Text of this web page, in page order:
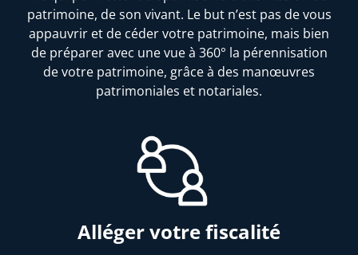
patrimoine, de son vivant. Le but n’est pas de vous
appauvrir et de céder votre patrimoine, mais bien
de préparer avec une vue à 360° la pérennisation
de votre patrimoine, grâce à des manœuvres
patrimoniales et notariales.
Alléger votre fiscalité